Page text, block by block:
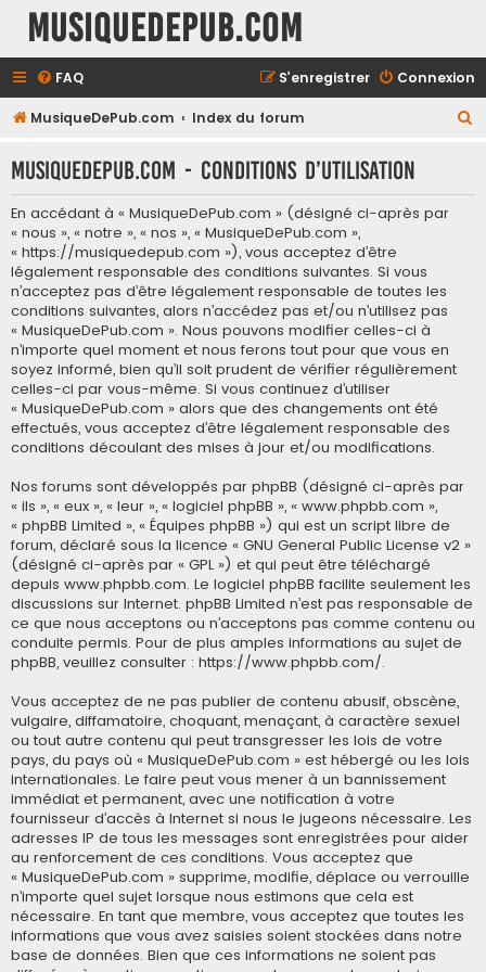
MusiqueDePub.com
FAQ Connexion
S’enregistrer
MusiqueDePub.com Index du forum
h
MusiqueDePub.com - Conditions d’utilisation
En accédant à « MusiqueDePub.com » (désigné ci-après par
« nous », « notre », « nos », « MusiqueDePub.com »,
« https://musiquedepub.com »), vous acceptez d’être
légalement responsable des conditions suivantes. Si vous
n’acceptez pas d’être légalement responsable de toutes les
conditions suivantes, alors n’accédez pas et/ou n’utilisez pas
« MusiqueDePub.com ». Nous pouvons modifier celles-ci à
n’importe quel moment et nous ferons tout pour que vous en
soyez informé, bien qu’il soit prudent de vérifier régulièrement
celles-ci par vous-même. Si vous continuez d’utiliser
« MusiqueDePub.com » alors que des changements ont été
effectués, vous acceptez d’être légalement responsable des
conditions découlant des mises à jour et/ou modifications.
Nos forums sont développés par phpBB (désigné ci-après par
« ils », « eux », « leur », « logiciel phpBB », « www.phpbb.com »,
« phpBB Limited », « Équipes phpBB ») qui est un script libre de
forum, déclaré sous la licence « GNU General Public License v2 »
(désigné ci-après par « GPL ») et qui peut être téléchargé
depuis www.phpbb.com. Le logiciel phpBB facilite seulement les
discussions sur Internet. phpBB Limited n’est pas responsable de
ce que nous acceptons ou n’acceptons pas comme contenu ou
conduite permis. Pour de plus amples informations au sujet de
phpBB, veuillez consulter : https://www.phpbb.com/.
Vous acceptez de ne pas publier de contenu abusif, obscène,
vulgaire, diffamatoire, choquant, menaçant, à caractère sexuel
ou tout autre contenu qui peut transgresser les lois de votre
pays, du pays où « MusiqueDePub.com » est hébergé ou les lois
internationales. Le faire peut vous mener à un bannissement
immédiat et permanent, avec une notification à votre
fournisseur d’accès à Internet si nous le jugeons nécessaire. Les
adresses IP de tous les messages sont enregistrées pour aider
au renforcement de ces conditions. Vous acceptez que
« MusiqueDePub.com » supprime, modifie, déplace ou verrouille
n’importe quel sujet lorsque nous estimons que cela est
nécessaire. En tant que membre, vous acceptez que toutes les
informations que vous avez saisies soient stockées dans notre
base de données. Bien que ces informations ne soient pas